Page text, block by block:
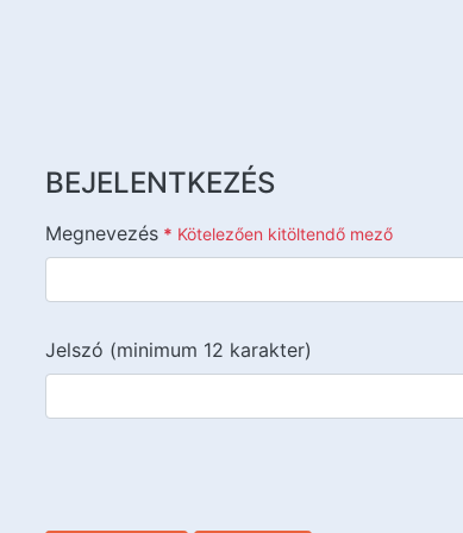
BEJELENTKEZÉS
Megnevezés * Kötelezően kitöltendő mező
Jelszó (minimum 12 karakter)